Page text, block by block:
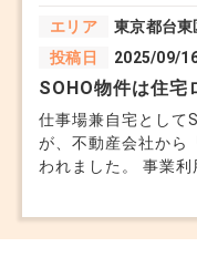
エリア
東京都台東
投稿日
2025/09/
SOHO物件は住宅
仕事場兼自宅として
が、不動産会社から
われました。 事業